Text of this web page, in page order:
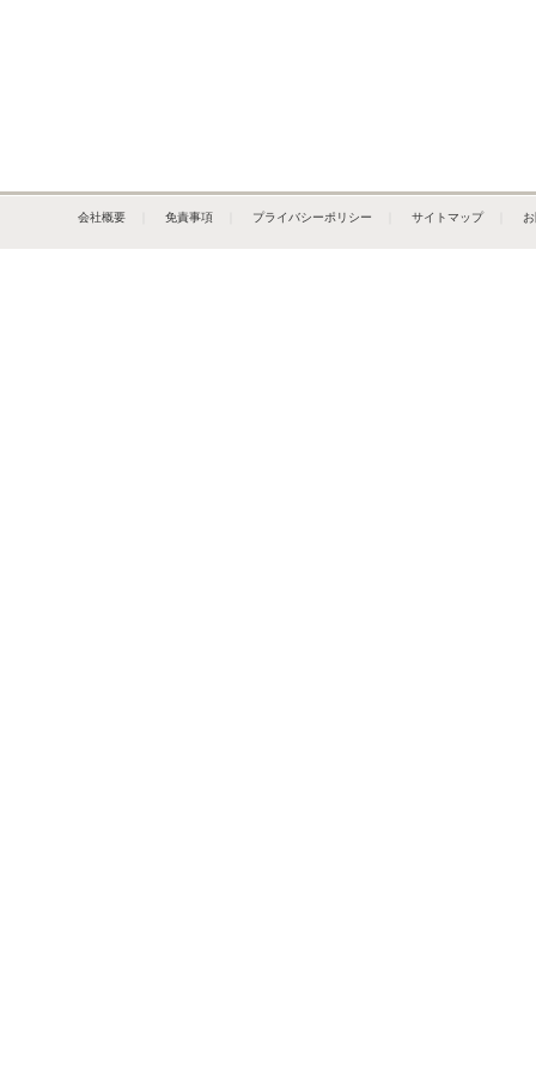
会社概要 免責事項 プライバシーポリシー サイトマップ｜